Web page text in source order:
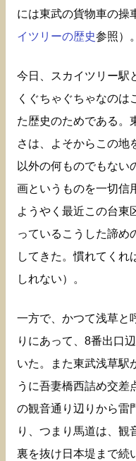
には東武の貨物車の操
イツリーの歴史参照）。
今日、スカイツリー駅
くぐちゃぐちゃなのは
た歴史のためである。
さは、よそからこの地
以外の何ものでもない
画というものを一切信
ようやく最近この台東
っているこうした諦め
してきた。慣れてくれ
しれない）。
一方で、かつて浅草と
りにあって、8番出口
いた。また東武浅草駅
うに吾妻橋西詰め交差
の観音通り辺りから雷
り、つまり馬道は、観
裏を抜け日本堤まで続